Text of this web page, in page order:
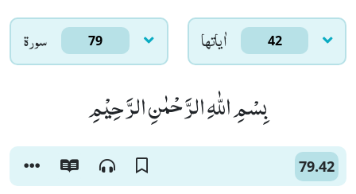
سورۃ 79 اٰياتها 42
بِسْمِ اللّٰهِ الرَّحْمٰنِ الرَّحِیْمِ
79.42